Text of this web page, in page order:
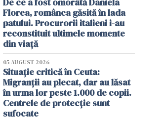
Florea, românca găsită în lada
patului. Procurorii italieni i-au
reconstituit ultimele momente
din viață
05 AUGUST 2026
Situație critică în Ceuta:
Migranții au plecat, dar au lăsat
în urma lor peste 1.000 de copii.
Centrele de protecție sunt
sufocate